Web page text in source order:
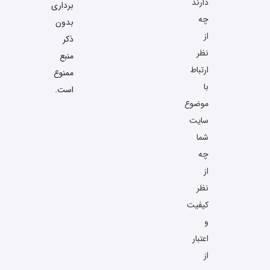
چه
از
نظر
ارتباط
با
موضوع
سایت
شما
چه
از
نظر
کیفیت
و
اعتبار
از
برداری
بدون
ذکر
منبع
ممنوع
است.